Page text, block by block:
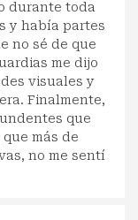
durante toda
y había partes
no sé de que
me dijo
visuales y
Finalmente,
que
más de
no me sentí